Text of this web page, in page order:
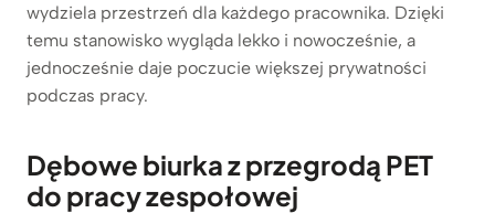
wydziela przestrzeń dla każdego pracownika. Dzięki
temu stanowisko wygląda lekko i nowocześnie, a
jednocześnie daje poczucie większej prywatności
podczas pracy.
Dębowe biurka z przegrodą PET
do pracy zespołowej